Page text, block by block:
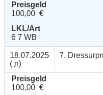
Preisgeld
100,00 €
LKL/Art
6 7 WB
18.07.2025
( n)
7.
Preisgeld
100,00 €